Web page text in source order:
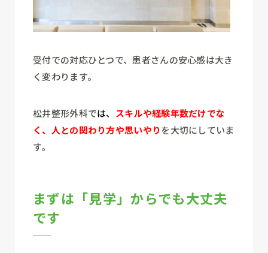
受付での対応ひとつで、患者さんの安心感は大き
く変わります。
松井整形外科では、 スキルや経験年数だけでな
く、 人 との関わり方や思いやりを大切にしていま
す。
まずは「見学」からでも大丈夫
です